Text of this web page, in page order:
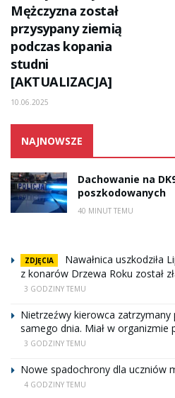
Mężczyzna został
przysypany ziemią
podczas kopania
studni
[AKTUALIZACJA]
10.06.2025
NAJNOWSZE
Dachowanie na
poszkodowanych
40 MINUT TEMU
ZDJĘCIA
Nawałnica uszkodziła
z konarów Drzewa Roku został
3 GODZINY TEMU
Nietrzeźwy kierowca
samego dnia. Miał w organizmie
3 GODZINY TEMU
Nowe spadochrony dla uczniów
4 GODZINY TEMU